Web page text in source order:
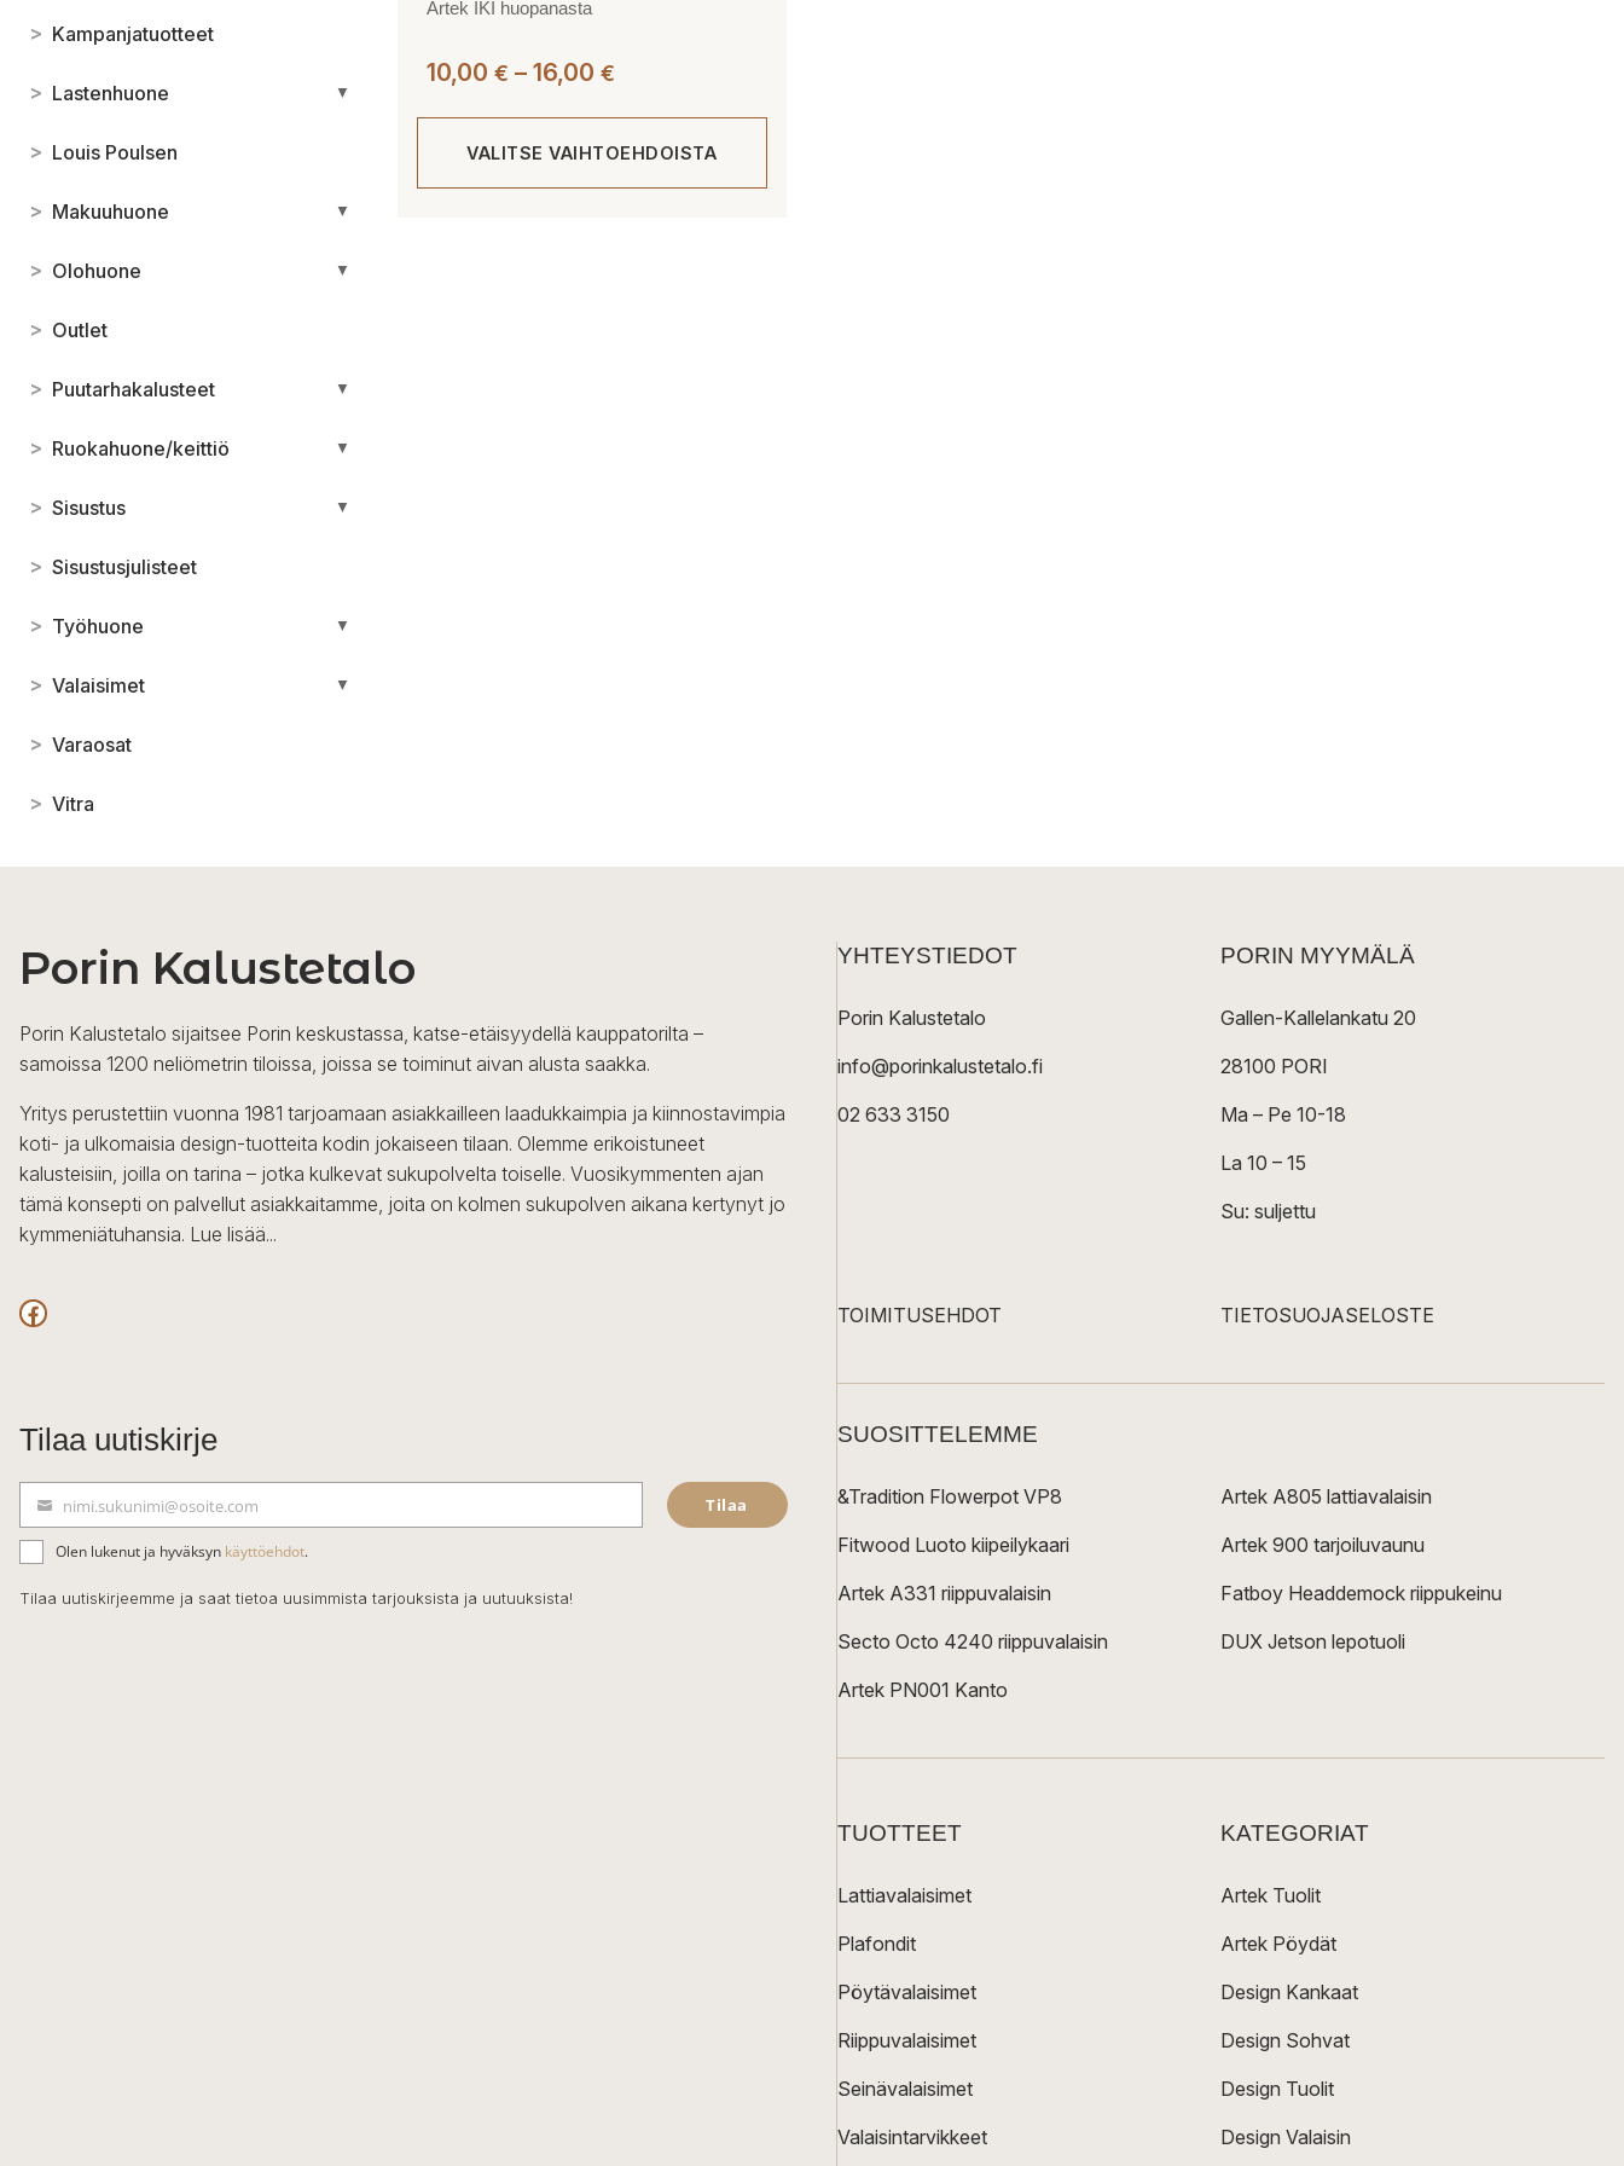
> Kampanjatuotteet
> Lastenhuone ▼
> Louis Poulsen
> Makuuhuone ▼
> Olohuone ▼
> Outlet
> Puutarhakalusteet ▼
> Ruokahuone/keittiö ▼
> Sisustus ▼
> Sisustusjulisteet
> Työhuone ▼
> Valaisimet ▼
> Varaosat
> Vitra
Artek IKI huopanasta
10,00 € – 16,00 €
16,00 €
VALITSE VAIHTOEHDOISTA
Porin Kalustetalo
Porin Kalustetalo sijaitsee Porin keskustassa, katse-etäisyydellä kauppatorilta –
samoissa 1200 neliömetrin tiloissa, joissa se toiminut aivan alusta saakka.
Yritys perustettiin vuonna 1981 tarjoamaan asiakkailleen laadukkaimpia ja kiinnostavimpia
koti- ja ulkomaisia design-tuotteita kodin jokaiseen tilaan. Olemme erikoistuneet
kalusteisiin, joilla on tarina – jotka kulkevat sukupolvelta toiselle. Vuosikymmenten ajan
tämä konsepti on palvellut asiakkaitamme, joita on kolmen sukupolven aikana kertynyt jo
kymmeniätuhansia. Lue lisää...
Facebook
Tilaa uutiskirje
ä
h
k
nimi.sukunimi@osoite.com Tilaa
Olen lukenut ja hyväksyn käyttöehdot.
Tilaa uutiskirjeemme ja saat tietoa uusimmista tarjouksista ja uutuuksista!
YHTEYSTIEDOT
Porin Kalustetalo
info@porinkalustetalo.fi
02 633 3150
PORIN MYYMÄLÄ
Gallen-Kallelankatu 20
28100 PORI
Ma – Pe 10-18
La 10 – 15
Su: suljettu
TOIMITUSEHDOT TIETOSUOJASELOSTE
SUOSITTELEMME
&Tradition Flowerpot VP8
Fitwood Luoto kiipeilykaari
Artek A331 riippuvalaisin
Secto Octo 4240 riippuvalaisin
Artek PN001 Kanto
Artek A805 lattiavalaisin
Artek 900 tarjoiluvaunu
Fatboy Headdemock riippukeinu
DUX Jetson lepotuoli
TUOTTEET
Lattiavalaisimet
Plafondit
Pöytävalaisimet
Riippuvalaisimet
Seinävalaisimet
Valaisintarvikkeet
KATEGORIAT
Artek Tuolit
Artek Pöydät
Design Kankaat
Design Sohvat
Design Tuolit
Design Valaisin